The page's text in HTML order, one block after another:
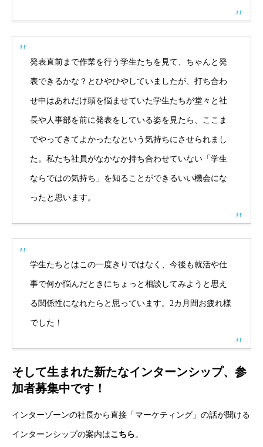
発表直前まで作業を行う学生たちを見て、ちゃんと発
表できるかな？とひやひやしていましたが、打ち合わ
せ中はあれだけ頭を悩ませていた学生たちが堂々と社
長や人事部を前に発表をしている姿を見たら、ここま
でやってきてよかったなという気持ちにさせられまし
た。私たち社員がなかなか持ち合わせていない「学生
ならではの気持ち」を知ることができるいい機会にな
ったと思います。
学生たちとはこの一度きりではなく、今後も就活や仕
事で何か悩んだときにちょっと相談してみようと思え
る関係性になれたらと思っています。2カ月間お疲れ様
でした！
そして生まれた新たなインターンシップ、参
加者募集中です！
インターゾーンの社長から直接「マーケティング」の話が聞ける
インターンシップの案内はこちら 。